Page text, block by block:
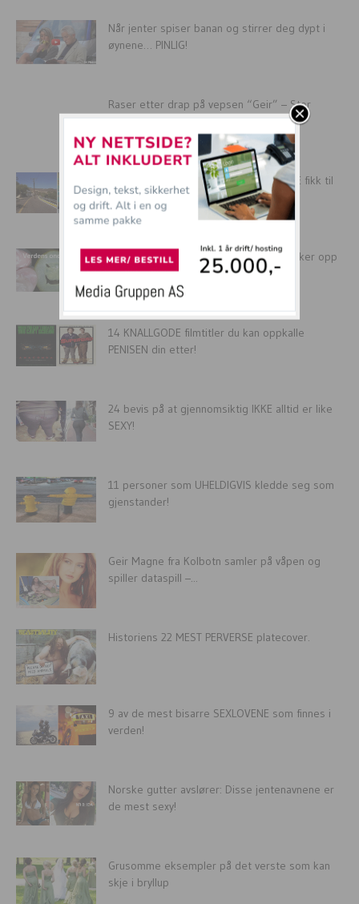
Når jenter spiser banan og stirrer deg dypt i
øynene… PINLIG!
Raser etter drap på vepsen “Geir” – Stor
16 HÅPLØSE personer som virkelig IKKE fikk til
verdens enkleste jobb!
16 bilder som viser at ONDSKAPEN dukker opp
på de mest...
14 KNALLGODE filmtitler du kan oppkalle
PENISEN din etter!
24 bevis på at gjennomsiktig IKKE alltid er like
SEXY!
11 personer som UHELDIGVIS kledde seg som
gjenstander!
Geir Magne fra Kolbotn samler på våpen og
spiller dataspill –...
Historiens 22 MEST PERVERSE platecover.
9 av de mest bisarre SEXLOVENE som finnes i
verden!
Norske gutter avslører: Disse jentenavnene er
de mest sexy!
Grusomme eksempler på det verste som kan
skje i bryllup